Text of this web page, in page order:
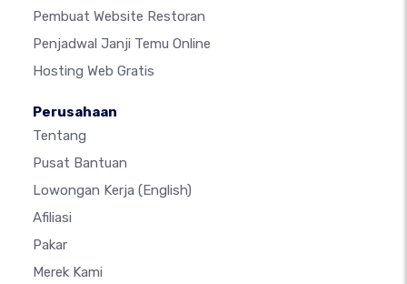
Pembuat Website Restoran
Penjadwal Janji Temu Online
Hosting Web Gratis
Perusahaan
Tentang
Pusat Bantuan
Lowongan Kerja (English)
Afiliasi
Pakar
Merek Kami